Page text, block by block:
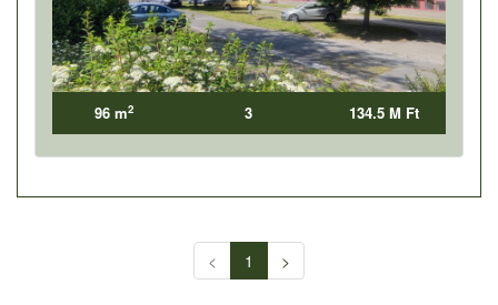
96 m2 3 134.5 M Ft
< 1 >